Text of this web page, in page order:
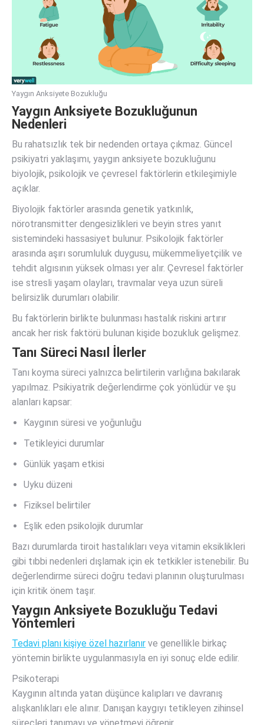
Yaygın Anksiyete Bozukluğu
Yaygın Anksiyete Bozukluğunun
Nedenleri
Bu rahatsızlık tek bir nedenden ortaya çıkmaz. Güncel
psikiyatri yaklaşımı, yaygın anksiyete bozukluğunu
biyolojik, psikolojik ve çevresel faktörlerin etkileşimiyle
açıklar.
Biyolojik faktörler arasında genetik yatkınlık,
nörotransmitter dengesizlikleri ve beyin stres yanıt
sistemindeki hassasiyet bulunur. Psikolojik faktörler
arasında aşırı sorumluluk duygusu, mükemmeliyetçilik ve
tehdit algısının yüksek olması yer alır. Çevresel faktörler
ise stresli yaşam olayları, travmalar veya uzun süreli
belirsizlik durumları olabilir.
Bu faktörlerin birlikte bulunması hastalık riskini artırır
ancak her risk faktörü bulunan kişide bozukluk gelişmez.
Tanı Süreci Nasıl İlerler
Tanı koyma süreci yalnızca belirtilerin varlığına bakılarak
yapılmaz. Psikiyatrik değerlendirme çok yönlüdür ve şu
alanları kapsar:
Kaygının süresi ve yoğunluğu
Tetikleyici durumlar
Günlük yaşam etkisi
Uyku düzeni
Fiziksel belirtiler
Eşlik eden psikolojik durumlar
Bazı durumlarda tiroit hastalıkları veya vitamin eksiklikleri
gibi tıbbi nedenleri dışlamak için ek tetkikler istenebilir. Bu
değerlendirme süreci doğru tedavi planının oluşturulması
için kritik önem taşır.
Yaygın Anksiyete Bozukluğu Tedavi
Yöntemleri
Tedavi planı kişiye özel hazırlanır ve genellikle birkaç
yöntemin birlikte uygulanmasıyla en iyi sonuç elde edilir.
Psikoterapi
Kaygının altında yatan düşünce kalıpları ve davranış
alışkanlıkları ele alınır. Danışan kaygıyı tetikleyen zihinsel